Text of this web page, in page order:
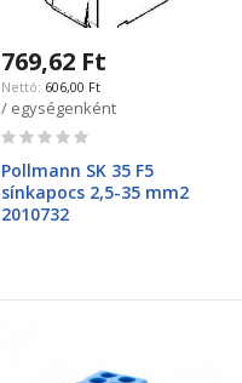
769,62 Ft
606,00 Ft
/ egységenként
Rating:
Pollmann SK 35 F5
sínkapocs 2,5-35 mm2
2010732